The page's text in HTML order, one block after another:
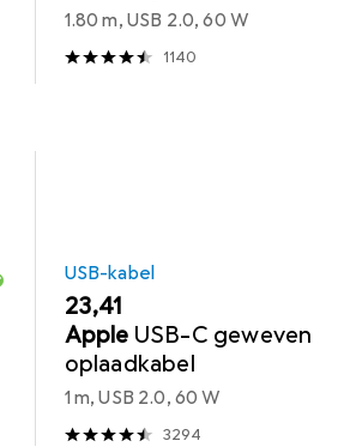
1.80 m, USB 2.0, 60 W
1140
USB-kabel
EUR
23,41
Apple USB-C geweven
oplaadkabel
1 m, USB 2.0, 60 W
3294